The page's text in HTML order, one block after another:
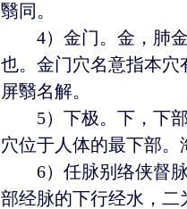
翳同。
4）金门。金，肺金
也。金门穴名意指本
屏翳名解。
5）下极。下，下部
穴位于人体的最下部
6）任脉别络侠督脉
部经脉的下行经水，